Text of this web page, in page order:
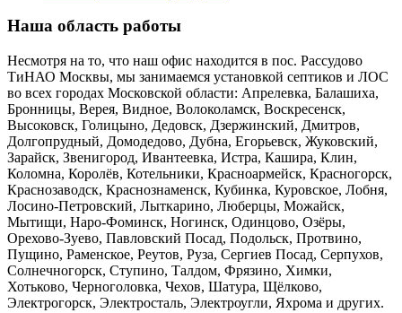
Наша область работы
Несмотря на то, что наш офис находится в пос. Рассудово
ТиНАО Москвы, мы занимаемся установкой септиков и ЛОС
во всех городах Московской области: Апрелевка, Балашиха,
Бронницы, Верея, Видное, Волоколамск, Воскресенск,
Высоковск, Голицыно, Дедовск, Дзержинский, Дмитров,
Долгопрудный, Домодедово, Дубна, Егорьевск, Жуковский,
Зарайск, Звенигород, Ивантеевка, Истра, Кашира, Клин,
Коломна, Королёв, Котельники, Красноармейск, Красногорск,
Краснозаводск, Краснознаменск, Кубинка, Куровское, Лобня,
Лосино-Петровский, Лыткарино, Люберцы, Можайск,
Мытищи, Наро-Фоминск, Ногинск, Одинцово, Озёры,
Орехово-Зуево, Павловский Посад, Подольск, Протвино,
Пущино, Раменское, Реутов, Руза, Сергиев Посад, Серпухов,
Солнечногорск, Ступино, Талдом, Фрязино, Химки,
Хотьково, Черноголовка, Чехов, Шатура, Щёлково,
Электрогорск, Электросталь, Электроугли, Яхрома и других.